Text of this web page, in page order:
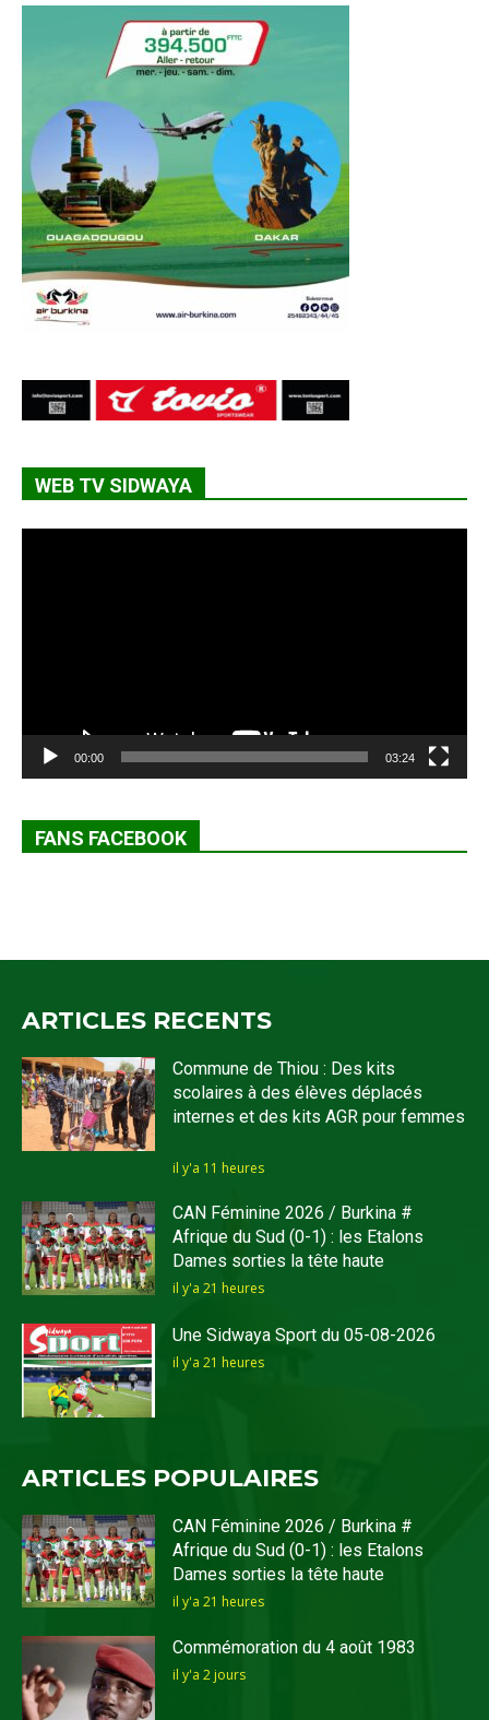
WEB TV SIDWAYA
00:00 03:24
FANS FACEBOOK
ARTICLES RECENTS
Commune de Thiou : Des kits
scolaires à des élèves déplacés
internes et des kits AGR pour femmes
il y'a 11 heures
CAN Féminine 2026 / Burkina #
Afrique du Sud (0-1) : les Etalons
Dames sorties la tête haute
il y'a 21 heures
Une Sidwaya Sport du 05-08-2026
il y'a 21 heures
ARTICLES POPULAIRES
CAN Féminine 2026 / Burkina #
Afrique du Sud (0-1) : les Etalons
Dames sorties la tête haute
il y'a 21 heures
Commémoration du 4 août 1983
il y'a 2 jours